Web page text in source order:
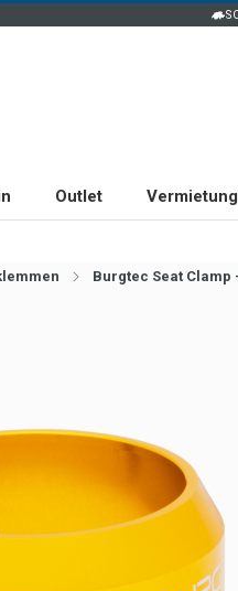
Outlet Vermietung
Burgtec Seat Clamp